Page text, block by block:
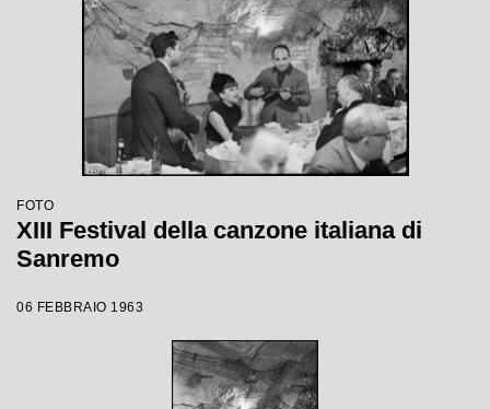
FOTO
XIII Festival della canzone italiana di
Sanremo
06 FEBBRAIO 1963